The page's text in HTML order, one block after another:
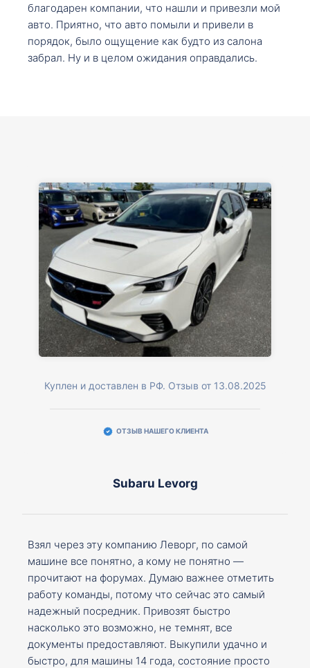
благодарен компании, что нашли и привезли мой
авто. Приятно, что авто помыли и привели в
порядок, было ощущение как будто из салона
забрал. Ну и в целом ожидания оправдались.
Куплен и доставлен в РФ. Отзыв от 13.08.2025
ОТЗЫВ НАШЕГО КЛИЕНТА
Subaru Levorg
Взял через эту компанию Леворг, по самой
машине все понятно, а кому не понятно —
прочитают на форумах. Думаю важнее отметить
работу команды, потому что сейчас это самый
надежный посредник. Привозят быстро
насколько это возможно, не темнят, все
документы предоставляют. Выкупили удачно и
быстро, для машины 14 года, состояние просто